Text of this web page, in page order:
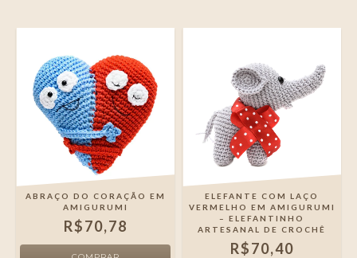
ABRAÇO DO CORAÇÃO EM
AMIGURUMI
R$70,78
ELEFANTE COM LAÇO
VERMELHO EM AMIGURUMI
– ELEFANTINHO
ARTESANAL DE CROCHÊ
R$70,40